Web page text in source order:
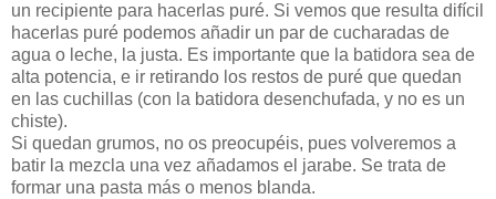
un recipiente para hacerlas puré. Si vemos que resulta difícil
hacerlas puré podemos añadir un par de cucharadas de
agua o leche, la justa. Es importante que la batidora sea de
alta potencia, e ir retirando los restos de puré que quedan
en las cuchillas (con la batidora desenchufada, y no es un
chiste).
Si quedan grumos, no os preocupéis, pues volveremos a
batir la mezcla una vez añadamos el jarabe. Se trata de
formar una pasta más o menos blanda.